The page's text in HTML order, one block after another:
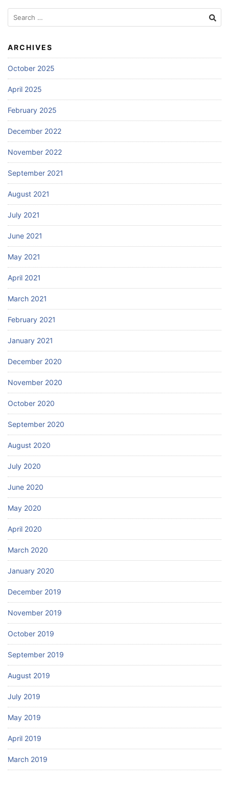
Search
for:
ARCHIVES
October 2025
April 2025
February 2025
December 2022
November 2022
September 2021
August 2021
July 2021
June 2021
May 2021
April 2021
March 2021
February 2021
January 2021
December 2020
November 2020
October 2020
September 2020
August 2020
July 2020
June 2020
May 2020
April 2020
March 2020
January 2020
December 2019
November 2019
October 2019
September 2019
August 2019
July 2019
May 2019
April 2019
March 2019